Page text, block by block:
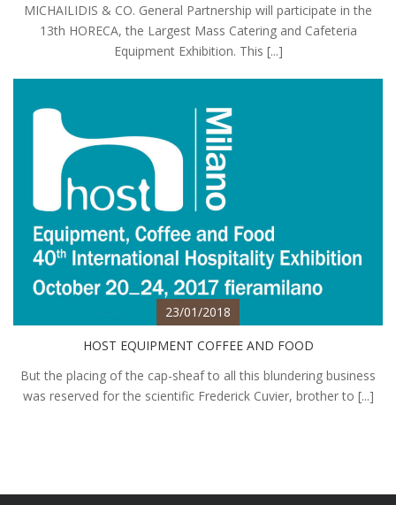
MICHAILIDIS & CO. General Partnership will participate in the
13th HORECA, the Largest Mass Catering and Cafeteria
Equipment Exhibition. This [...]
23/01/2018
HOST EQUIPMENT COFFEE AND FOOD
But the placing of the cap-sheaf to all this blundering business
was reserved for the scientific Frederick Cuvier, brother to [...]